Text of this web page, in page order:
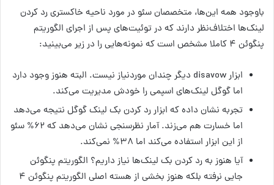
باوجود همه این‌ها، متخصصان سئو در مورد ناحیه خاکستری رد کردن
لینک‌ها اختلاف‌نظر دارند که در توئیت‌های پس از اجرای الگوریتم
پنگوئن ۴ کاملا مشخص است که نمونه‌هایی را در زیر می‌بینید:
ابزار disavow دیگر چندان موردنیاز نیست. البته هنوز وجود دارد
اما گوگل لینک‌های اسپمی را خودش مدیریت می‌کند.
تجربه نشان داده که ابزار رد کردن بک لینک گوگل نتیجه می‌دهد
اما خسارت هم می‌زند. آمار نظرسنجی نشان می‌دهد که ۶۲% سئو
از این ابزار استفاده می‌کند اما ۳۸% نمی‌کند.
آیا هنوز به رد کردن بک لینک‌ها نیاز داریم؟ الگوریتم پنگوئن
جایی نرفته بلکه هنوز بخشی از هسته اصلی الگوریتم پنگوئن ۴